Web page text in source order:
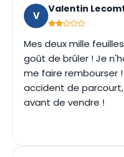
V
Valentin
Mes deux mille
goût de brûler ! Je
me faire rembourser
accident de
avant de vendre !